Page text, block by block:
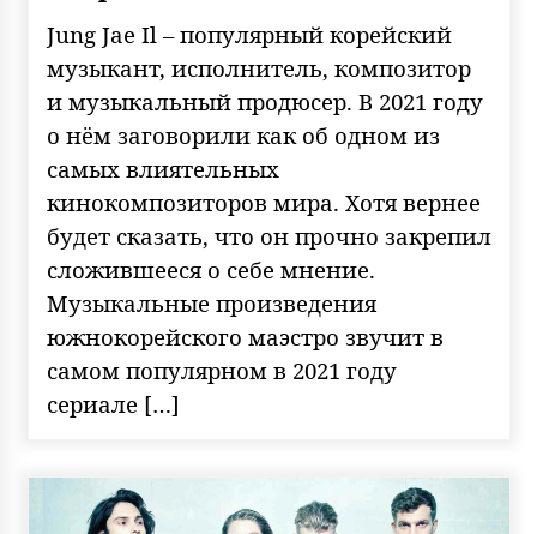
Jung Jae Il – популярный корейский
музыкант, исполнитель, композитор
и музыкальный продюсер. В 2021 году
о нём заговорили как об одном из
самых влиятельных
кинокомпозиторов мира. Хотя вернее
будет сказать, что он прочно закрепил
сложившееся о себе мнение.
Музыкальные произведения
южнокорейского маэстро звучит в
самом популярном в 2021 году
сериале […]